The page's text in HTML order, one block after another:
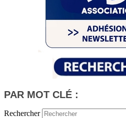
PAR MOT CLÉ :
Rechercher